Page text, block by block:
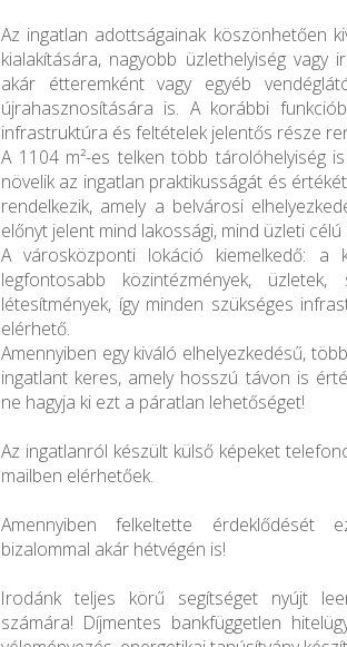
Az ingatlan adottságainak köszönhetően
kialakítására, nagyobb üzlethelyiség vagy
akár étteremként vagy egyéb
újrahasznosítására is. A korábbi
infrastruktúra és feltételek jelentős része
A 1104 m²-es telken több tárolóhelyiség
növelik az ingatlan praktikusságát és
rendelkezik, amely a belvárosi
előnyt jelent mind lakossági, mind üzleti
A városközponti lokáció kiemelkedő: a
legfontosabb közintézmények,
létesítmények, így minden szükséges
elérhető.
Amennyiben egy kiváló elhelyezkedésű,
ingatlant keres, amely hosszú távon is
ne hagyja ki ezt a páratlan lehetőséget!
Az ingatlanról készült külső képeket
mailben elérhetőek.
Amennyiben felkeltette
bizalommal akár hétvégén is!
Irodánk teljes körű segítséget nyújt
számára! Díjmentes bankfüggetlen